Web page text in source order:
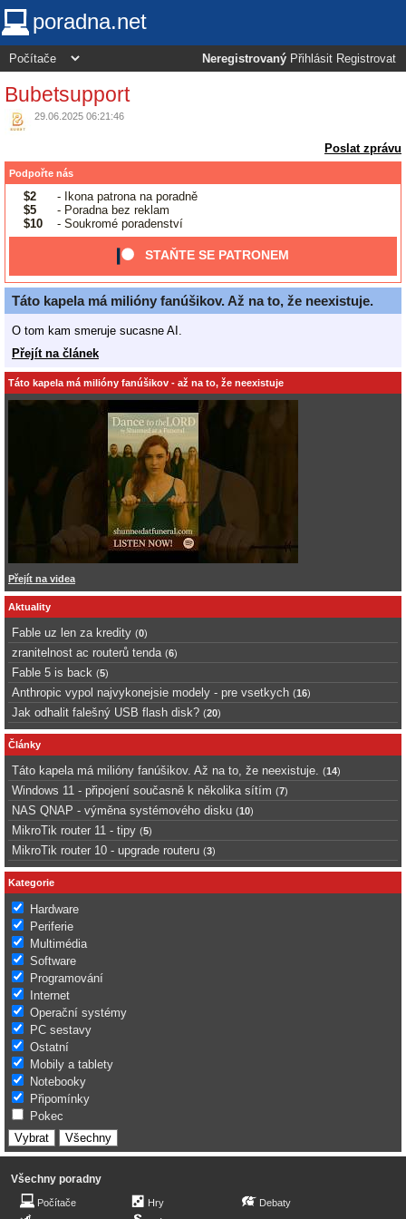
poradna.net
Neregistrovaný Přihlásit Registrovat
Bubetsupport
29.06.2025 06:21:46
Poslat zprávu
Podpořte nás
$2
- Ikona patrona na poradně
$5
- Poradna bez reklam
$10
- Soukromé poradenství
STAŇTE SE PATRONEM
Táto kapela má milióny fanúšikov. Až na to, že neexistuje.
O tom kam smeruje sucasne AI.
Přejít na článek
Táto kapela má milióny fanúšikov - až na to, že neexistuje
Přejít na videa
Aktuality
Fable uz len za kredity (0)
zranitelnost ac routerů tenda (6)
Fable 5 is back (5)
Anthropic vypol najvykonejsie modely - pre vsetkych (16)
Jak odhalit falešný USB flash disk? (20)
Články
Táto kapela má milióny fanúšikov. Až na to, že neexistuje. (14)
Windows 11 - připojení současně k několika sítím (7)
NAS QNAP - výměna systémového disku (10)
MikroTik router 11 - tipy (5)
MikroTik router 10 - upgrade routeru (3)
Kategorie
Hardware
Periferie
Multimédia
Software
Programování
Internet
Operační systémy
PC sestavy
Ostatní
Mobily a tablety
Notebooky
Připomínky
Pokec
Všechny poradny
Počítače
Hry
Debaty